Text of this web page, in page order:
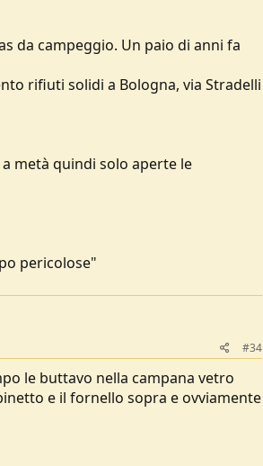
da campeggio. Un paio di anni fa
rifiuti solidi a Bologna, via Stradelli
metà quindi solo aperte le
pericolose"
#34
le buttavo nella campana vetro
e il fornello sopra e ovviamente